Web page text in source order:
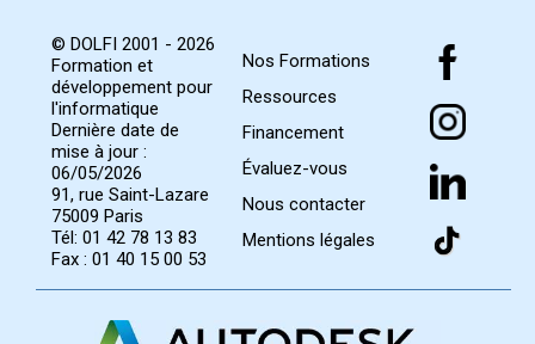
© DOLFI 2001 - 2026
Formation et
développement pour
l'informatique
Dernière date de
mise à jour :
06/05/2026
91, rue Saint-Lazare
75009 Paris
Tél: 01 42 78 13 83
Fax : 01 40 15 00 53
Nos Formations
Ressources
Financement
Évaluez-vous
Nous contacter
Mentions légales